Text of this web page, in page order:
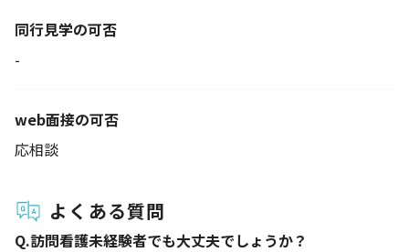
同行見学の可否
-
web面接の可否
応相談
よくある質問
Q.訪問看護未経験者でも大丈夫でしょうか？